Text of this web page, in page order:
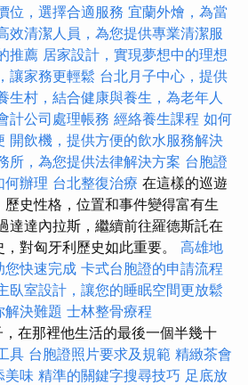
位，選擇合適服務 宜蘭外燴，為當
效清潔人員，為您提供專業清潔服
推薦 居家設計，實現夢想中的理想
讓家務更輕鬆 台北月子中心，提供
生村，結合健康與養生，為老年人
計公司處理帳務 經絡養生課程 如何
開飲機，提供方便的飲水服務解決
所，為您提供法律解決方案 台胞證
何辦理 台北整復治療 在這樣的巡遊
史性格，位置和事件變得富有生
達達內拉斯，繼續前往羅德斯託在
對匈牙利歷史如此重要。 高雄地
您快速完成 卡式台胞證的申請流程
臥室設計，讓您的睡眠空間更放鬆
解決難題 士林整骨療程
在那裡他生活的最後一個半幾十
具 台胞證照片要求及規範 精緻茶會
美味 精準的關鍵字搜尋技巧 足底放